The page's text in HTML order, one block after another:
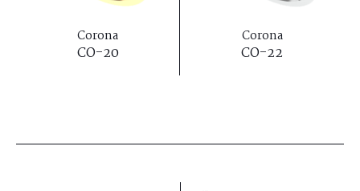
Corona
CO-20
Corona
CO-22